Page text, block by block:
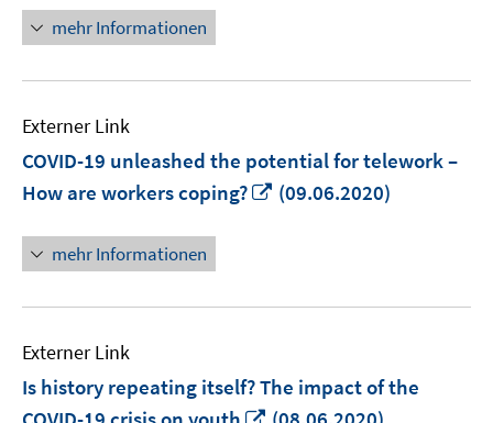
mehr Informationen
Externer Link
COVID-19 unleashed the potential for telework –
How are workers coping?
In
(09.06.2020)
mehr Informationen
Externer Link
Is history repeating itself? The impact of the
In